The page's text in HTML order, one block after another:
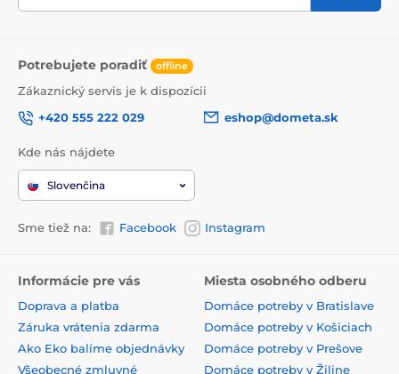
Potrebujete poradiť offline
Zákaznický servis je k dispozícii
+420 555 222 029
eshop@dometa.sk
Kde nás nájdete
Slovenčina
Sme tiež na: Facebook Instagram
Informácie pre vás
Doprava a platba
Záruka vrátenia zdarma
Ako Eko balíme objednávky
Všeobecné zmluvné
Miesta osobného odberu
Domáce potreby v Bratislave
Domáce potreby v Košiciach
Domáce potreby v Prešove
Domáce potreby v Žiline